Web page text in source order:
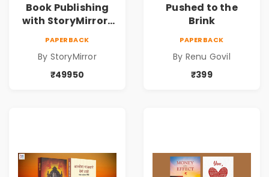
Book Publishing
with StoryMirror |
PAPERBACK
By StoryMirror
₹49950
Pushed to the
Brink
PAPERBACK
By Renu Govil
₹399